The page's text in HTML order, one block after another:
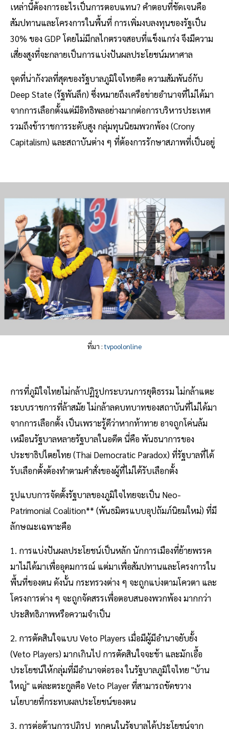
เหล่านี้ต้องการอะไรเป็นการตอบแทน? คำตอบที่ชัดเจนคือ
สัมปทานและโครงการในพื้นที่ การเพิ่มงบลงทุนของรัฐเป็น
30% ของ GDP โดยไม่มีกลไกตรวจสอบที่แข็งแกร่ง จึงมีความ
เสี่ยงสูงที่จะกลายเป็นการแบ่งปันผลประโยชน์มหาศาล
จุดที่น่ากังวลที่สุดของรัฐบาลภูมิใจไทยคือ ความสัมพันธ์กับ
Deep State (รัฐพันลึก) ซึ่งหมายถึงเครือข่ายอำนาจที่ไม่ได้มา
จากการเลือกตั้งแต่มีอิทธิพลอย่างมากต่อการบริหารประเทศ
รวมถึงข้าราชการระดับสูง กลุ่มทุนนิยมพวกพ้อง (Crony
Capitalism) และสถาบันต่าง ๆ ที่ต้องการรักษาสภาพที่เป็นอยู่
ที่มา :tvpoolonline
การที่ภูมิใจไทยไม่กล้าปฏิรูปกระบวนการยุติธรรม ไม่กล้าแตะ
ระบบราชการที่ล้าสมัย ไม่กล้าลดบทบาทของสถาบันที่ไม่ได้มา
จากการเลือกตั้ง เป็นเพราะรู้ดีว่าหากท้าทาย อาจถูกโค่นล้ม
เหมือนรัฐบาลหลายรัฐบาลในอดีต นี่คือ พันธนาการของ
ประชาธิปไตยไทย (Thai Democratic Paradox) ที่รัฐบาลที่ได้
รับเลือกตั้งต้องทำตามคำสั่งของผู้ที่ไม่ได้รับเลือกตั้ง
รูปแบบการจัดตั้งรัฐบาลของภูมิใจไทยจะเป็น Neo-
Patrimonial Coalition** (พันธมิตรแบบอุปถัมภ์นิยมใหม่) ที่มี
ลักษณะเฉพาะคือ
1. การแบ่งปันผลประโยชน์เป็นหลัก นักการเมืองที่ย้ายพรรค
มาไม่ได้มาเพื่ออุดมการณ์ แต่มาเพื่อสัมปทานและโครงการใน
พื้นที่ของตน ดังนั้น กระทรวงต่าง ๆ จะถูกแบ่งตามโควตา และ
โครงการต่าง ๆ จะถูกจัดสรรเพื่อตอบสนองพวกพ้อง มากกว่า
ประสิทธิภาพหรือความจำเป็น
2. การตัดสินใจแบบ Veto Players เมื่อมีผู้มีอำนาจยับยั้ง
(Veto Players) มากเกินไป การตัดสินใจจะช้า และมักเอื้อ
ประโยชน์ให้กลุ่มที่มีอำนาจต่อรอง ในรัฐบาลภูมิใจไทย "บ้าน
ใหญ่" แต่ละตระกูลคือ Veto Player ที่สามารถขัดขวาง
นโยบายที่กระทบผลประโยชน์ของตน
3. การต่อต้านการปฏิรูป ทุกคนในรัฐบาลได้ประโยชน์จาก